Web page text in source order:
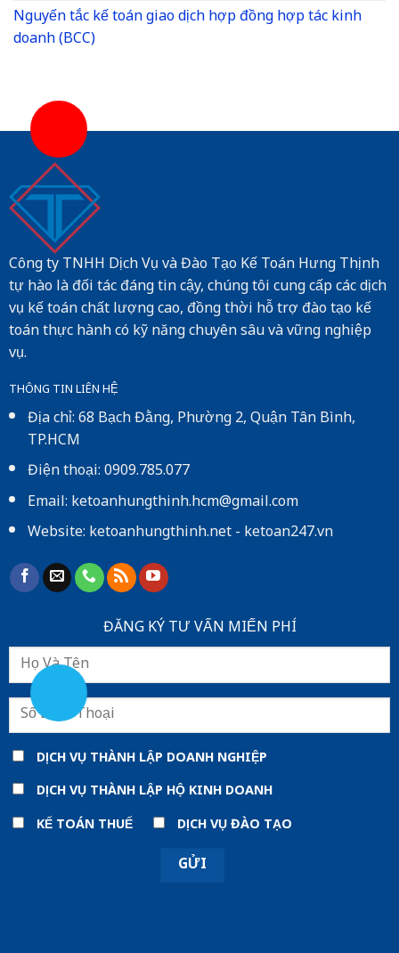
Nguyến tắc kế toán giao dịch hợp đồng hợp tác kinh
doanh (BCC)
Công ty TNHH Dịch Vụ và Đào Tạo Kế Toán Hưng Thịnh
tự hào là đối tác đáng tin cậy, chúng tôi cung cấp các dịch
vụ kế toán chất lượng cao, đồng thời hỗ trợ đào tạo kế
toán thực hành có kỹ năng chuyên sâu và vững nghiệp
vụ.
THÔNG TIN LIÊN HỆ
Địa chỉ: 68 Bạch Đằng, Phường 2, Quận Tân Bình,
TP.HCM
Điện thoại: 0909.785.077
Email: ketoanhungthinh.hcm@gmail.com
Website:ketoanhungthinh.net-ketoan247.vn
ĐĂNG KÝ TƯ VẤN MIẾN PHÍ
DỊCH VỤ THÀNH LẬP DOANH NGHIỆP
DỊCH VỤ THÀNH LẬP HỘ KINH DOANH
KẾ TOÁN THUẾ
DỊCH VỤ ĐÀO TẠO